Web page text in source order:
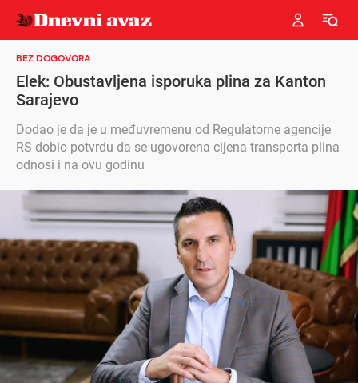
BEZ DOGOVORA
Elek: Obustavljena isporuka plina za Kanton
Sarajevo
Dodao je da je u međuvremenu od Regulatorne agencije
RS dobio potvrdu da se ugovorena cijena transporta plina
odnosi i na ovu godinu